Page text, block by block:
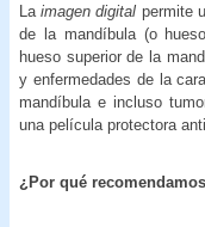
La imagen digital permite
de la mandíbula (o
hueso superior de la
y enfermedades de la
mandíbula e incluso
una película protectora
¿Por qué